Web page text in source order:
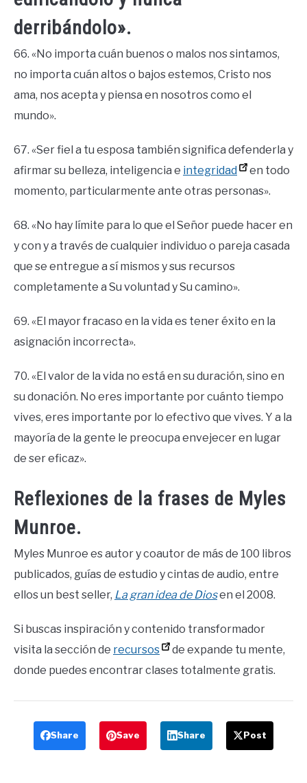
derribándolo».
66. «No importa cuán buenos o malos nos sintamos,
no importa cuán altos o bajos estemos, Cristo nos
ama, nos acepta y piensa en nosotros como el
mundo».
67. «Ser fiel a tu esposa también significa defenderla y
afirmar su belleza, inteligencia e integridad
en todo
momento, particularmente ante otras personas».
68. «No hay límite para lo que el Señor puede hacer en
y con y a través de cualquier individuo o pareja casada
que se entregue a sí mismos y sus recursos
completamente a Su voluntad y Su camino».
69. «El mayor fracaso en la vida es tener éxito en la
asignación incorrecta».
70. «El valor de la vida no está en su duración, sino en
su donación. No eres importante por cuánto tiempo
vives, eres importante por lo efectivo que vives. Y a la
mayoría de la gente le preocupa envejecer en lugar
de ser eficaz».
Reflexiones de la frases de Myles
Munroe.
Myles Munroe es autor y coautor de más de 100 libros
publicados, guías de estudio y cintas de audio, entre
ellos un best seller, La gran idea de Diosen el 2008.
Si buscas inspiración y contenido transformador
visita la sección de recursos
de expande tu mente,
donde puedes encontrar clases totalmente gratis.
Share Save Share Post